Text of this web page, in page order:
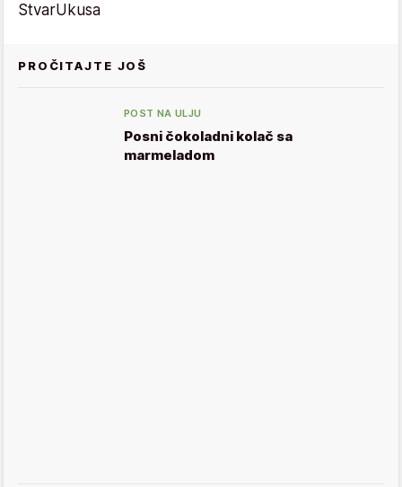
StvarUkusa
PROČITAJTE JOŠ
POST NA ULJU
Posni čokoladni kolač sa
marmeladom